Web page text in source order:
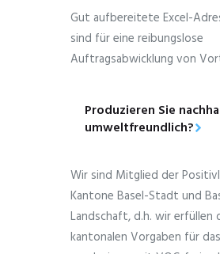
Gut aufbereitete Excel-
sind für eine reibungslose
Auftragsabwicklung von
Produzieren Sie
umweltfreundlich?
Wir sind Mitglied der
Kantone Basel-Stadt und
Landschaft, d.h. wir erfüllen
kantonalen Vorgaben für das